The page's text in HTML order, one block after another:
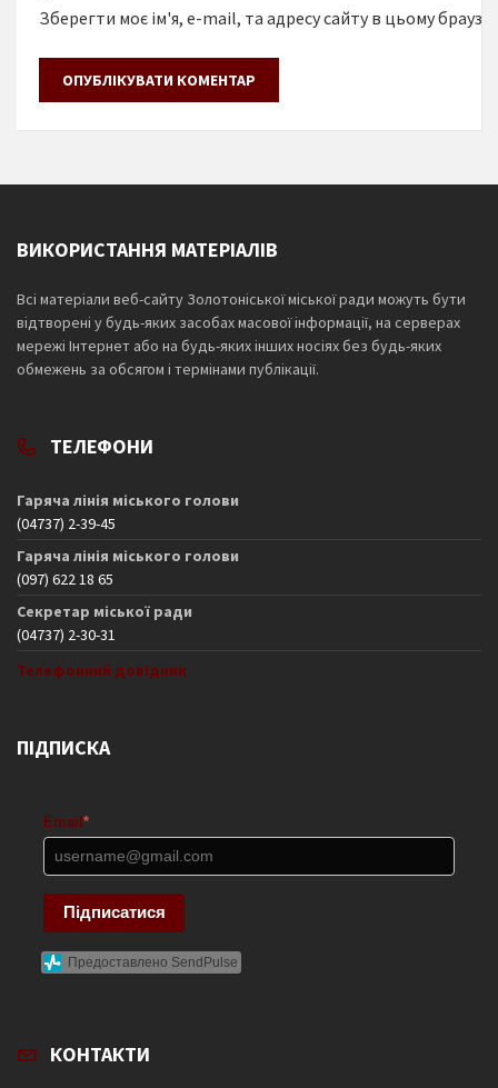
Зберегти моє ім'я, e-mail, та адресу сайту в цьому
ВИКОРИСТАННЯ МАТЕРІАЛІВ
Всі матеріали веб-сайту Золотоніської міської ради можуть бути
відтворені у будь-яких засобах масової інформації, на серверах
мережі Інтернет або на будь-яких інших носіях без будь-яких
обмежень за обсягом і термінами публікації.
ТЕЛЕФОНИ
Гаряча лінія міського голови
(04737) 2-39-45
Гаряча лінія міського голови
(097) 622 18 65
Секретар міської ради
(04737) 2-30-31
Телефонний довідник
ПІДПИСКА
Email *
Підписатися
Предоставлено SendPulse
КОНТАКТИ